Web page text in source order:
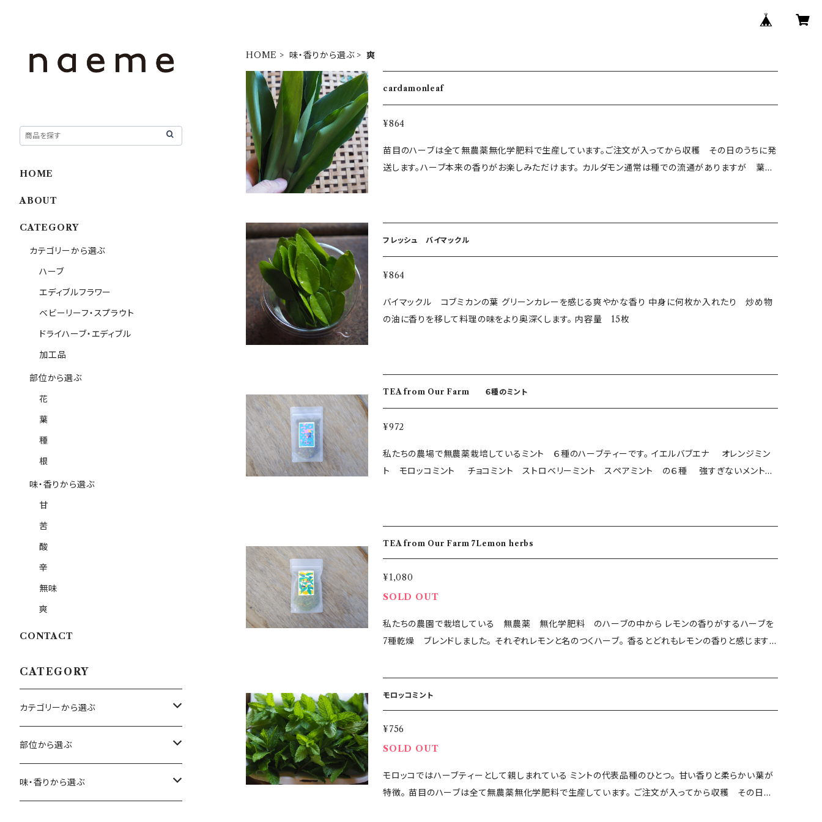
HOME 味・香りから選ぶ 爽
cardamonleaf
¥864
苗目のハーブは全て無農薬無化学肥料で生産しています。ご注文が入ってから収穫 その日のうちに発
送します。ハーブ本来の香りがお楽しみただけます。 カルダモン通常は種での流通がありますが 葉も
フレッシュ バイマックル
¥864
バイマックル コブミカンの葉 グリーンカレーを感じる爽やかな香り 中身に何枚か入れたり 炒め物
の油に香りを移して料理の味をより奥深くします。 内容量 15枚
TEA from Our Farm ６種のミント
¥972
私たちの農場で無農薬栽培しているミント ６種のハーブティーです。 イエルバブエナ オレンジミン
ト モロッコミント チョコミント ストロベリーミント スペアミント の６種 強すぎないメントー
ご了承ください。 ＜配送できない一部の地域について＞ フレッシュハーブについては、北海道、四国、九
州、沖縄、離島など翌日着ができない地域については、お送りできないことがあります。 恐れ入ります
が、該当する地域からのご購入は事前にお問い合わせください。 ＜複数ヵ所への配送について＞ お手
数をお掛けしますが、配送先ごとにご注文をお願いいたします。
TEA from Our Farm 7Lemon herbs
¥1,080
SOLD OUT
私たちの農園で栽培している 無農薬 無化学肥料 のハーブの中から レモンの香りがするハーブを
7種乾燥 ブレンドしました。 それぞれレモンと名のつくハーブ。 香るとどれもレモンの香りと感じます
そんな7種を一つずつ乾燥してブレンドしました。 レモンバーベナ レモンバーム レモンマートル レ
モンマリーゴールド レモングラス レモンバジル レモンティーツリー すっきりと飲みやすいハーブティ
です ・内容量：約10g ・原材料：ハーブ ・賞味期限：製造から3～6ヶ月 ・保存方法： 常温 ・生産地：千葉
県鴨川 ＜出荷日について＞ 水・土・日・祝日は出荷作業をお休みしております。 翌日のお届けはでき
ないことをご了承ください。 水・土・日発送希望でご購入されても、前営業日に発送いたしますことをご
州、沖縄、離島など翌日着ができない地域については、お送りできないことがあります。 恐れ入ります
が、該当する地域からのご購入は事前にお問い合わせください。 ＜複数ヵ所への配送について＞ お手
モロッコミント
¥756
SOLD OUT
モロッコではハーブティーとして親しまれている ミントの代表品種のひとつ。 甘い香りと柔らかい葉が
特徴。 苗目のハーブは全て無農薬無化学肥料で生産しています。 ご注文が入ってから収穫 その日の
HOME
ABOUT
CATEGORY
カテゴリーから選ぶ
ハーブ
エディブルフラワー
ベビーリーフ・スプラウト
ドライハーブ・エディブル
加工品
部位から選ぶ
花
葉
種
根
味・香りから選ぶ
甘
苦
酸
辛
無味
爽
CONTACT
CATEGORY
カテゴリーから選ぶ
ハーブ
エディブルフラワー
部位から選ぶ
花
味・香りから選ぶ